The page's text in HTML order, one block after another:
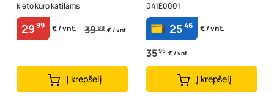
kieto kuro katilams
2999 € / vnt. 3999 € / vnt.
Į krepšelį
041E0001
2546 € / vnt.
3595 € / vnt.
Į krepšelį